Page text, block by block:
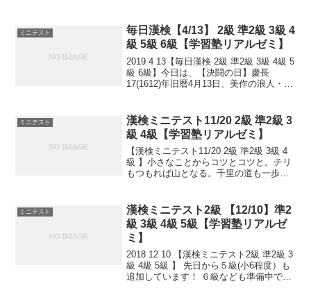
里の道も一歩から。日々是精進、継続は
力なり！...
ミニテスト
毎日漢検【4/13】 2級 準2級 3級 4
級 5級 6級【学習塾リアルゼミ】
2019 4 13【毎日漢検 2級 準2級 3級 4級 5
級 6級】今日は、【決闘の日】慶長
17(1612)年旧暦4月13日、美作の浪人・宮
島)で行われました。【浄水...
ミニテスト
漢検ミニテスト11/20 2級 準2級 3
級 4級【学習塾リアルゼミ】
【漢検ミニテスト11/20 2級 準2級 3級 4
級 】小さなことからコツとコツと。チリ
もつもれば山となる。千里の道も一歩か
ミニテスト
漢検ミニテスト2級 【12/10】準2
級 3級 4級 5級【学習塾リアルゼ
ミ】
2018 12 10 【漢検ミニテスト2級 準2級 3
級 4級 5級 】 先日から５級(小6程度）も
追加しています！ ６級なども準備中で